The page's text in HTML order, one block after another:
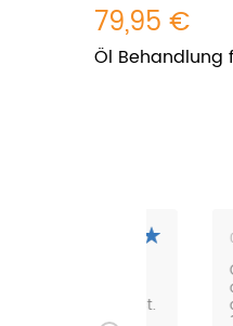
79,95 €
Öl Behandlung
01 Nov
Our
our